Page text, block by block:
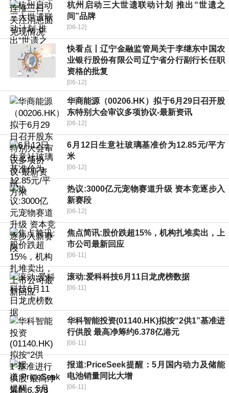
杭州启动三大世遗联动计划 推出“世遗之
间”品牌
[06-12]
快看点丨辽宁金融监管局关于李继东中国农
业银行股份有限公司辽宁省分行副行长任职
资格的批复
[06-12]
华商能源（00206.HK）拟于6月29日召开股
东特别大会审议多项协议-最新资讯
[06-12]
6月12日生意社玻璃基准价为12.85元/平方
米
[06-12]
热议:3000亿元宠物赛道升级 资本竞逐步入
新赛段
[06-12]
焦点简讯:股价跌超15%，机构扎堆卖出，上
市公司最新回应
[06-11]
滚动:爱科科技6月11日龙虎榜数据
[06-11]
华科智能投资(01140.HK)拟按“2供1”基准进
行供股 最高净筹约6.378亿港元
[06-11]
报道:PriceSeek提醒：5月国内动力及储能
电池销量同比大增
[06-11]